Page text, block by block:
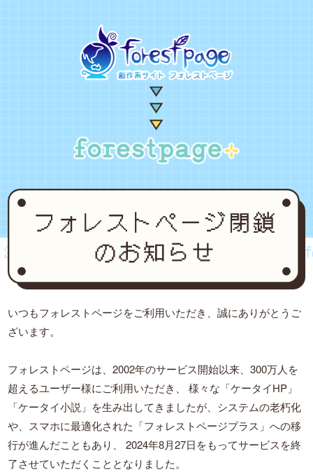
forestpage forever...2002~2024
いつもフォレストページをご利用いただき、誠にありがとうご
ざいます。
フォレストページは、2002年のサービス開始以来、300万人を
超えるユーザー様にご利用いただき、
様々な「ケータイHP」
「ケータイ小説」を生み出してきましたが、システムの老朽化
や、スマホに最適化された「フォレストページプラス」への移
行が進んだこともあり、
2024年8月27日をもってサービスを終
了させていただくこととなりました。